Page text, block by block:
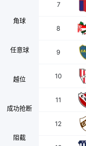
角球
任意球
越位
成功抢断
阻截
7
8
9
10
11
12